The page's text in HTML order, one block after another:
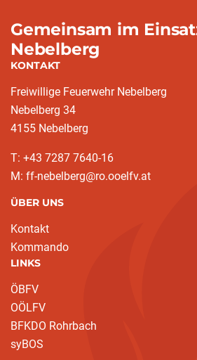
Gemeinsam im
Nebelberg
KONTAKT
Freiwillige Feuerwehr Nebelberg
Nebelberg 34
4155 Nebelberg
T: +43 7287 7640-16
M: ff-nebelberg@ro.ooelfv.at
ÜBER UNS
Kontakt
Kommando
LINKS
ÖBFV
OÖLFV
BFKDO Rohrbach
syBOS